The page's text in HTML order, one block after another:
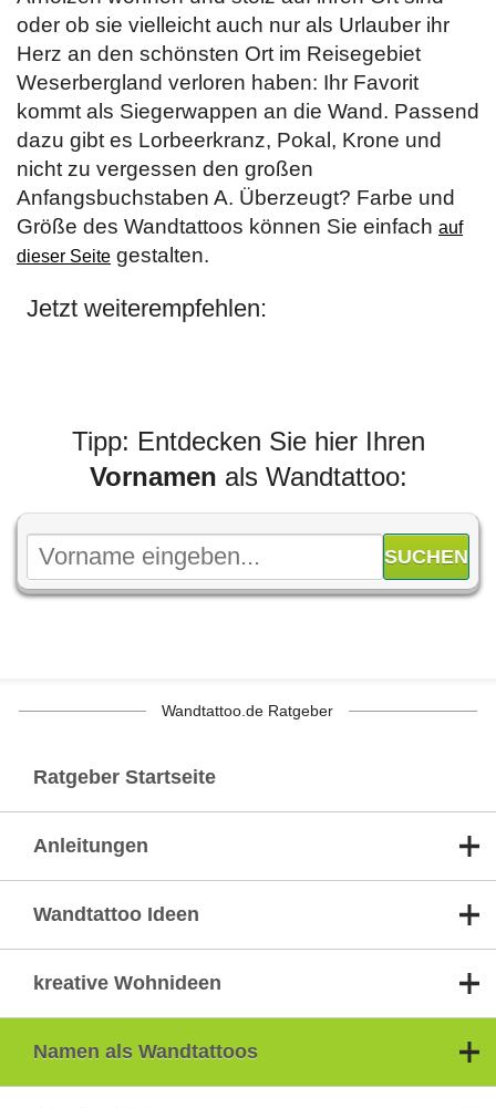
oder ob sie vielleicht auch nur als Urlauber ihr
Herz an den schönsten Ort im Reisegebiet
Weserbergland verloren haben: Ihr Favorit
kommt als Siegerwappen an die Wand. Passend
dazu gibt es Lorbeerkranz, Pokal, Krone und
nicht zu vergessen den großen
Anfangsbuchstaben A. Überzeugt? Farbe und
Größe des Wandtattoos können Sie einfach auf
dieser Seite gestalten.
Jetzt weiterempfehlen:
Tipp: Entdecken Sie hier Ihren
Vornamen als Wandtattoo:
Wandtattoo.de Ratgeber
Ratgeber Startseite
Anleitungen
Wandtattoo Ideen
kreative Wohnideen
Namen als Wandtattoos